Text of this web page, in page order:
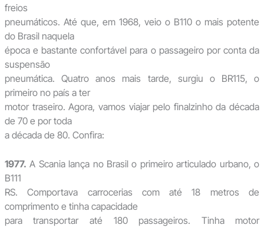
freios
pneumáticos. Até que, em 1968, veio o B110 o mais potente
do Brasil naquela
época e bastante confortável para o passageiro por conta da
suspensão
pneumática. Quatro anos mais tarde, surgiu o BR115, o
primeiro no país a ter
motor traseiro. Agora, vamos viajar pelo finalzinho da década
de 70 e por toda
a década de 80. Confira:
1977. A Scania lança no Brasil o primeiro articulado urbano, o
B111
RS. Comportava carrocerias com até 18 metros de
comprimento e tinha capacidade
para transportar até 180 passageiros. Tinha motor